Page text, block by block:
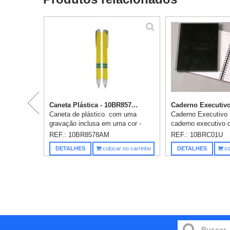
Caneta Plástica - 10BR857...
Caneta de plástico. com uma
gravação inclusa em uma cor -
ideal para brindes para copa do
mundo.
REF.: 10BR8578AM
DETALHES colocar no carrinho
Caderno
Caderno Executivo
caderno executivo
capa dura revestida
sintético, com
baixo relevo.
REF.: 10BRC01U
DETALHES